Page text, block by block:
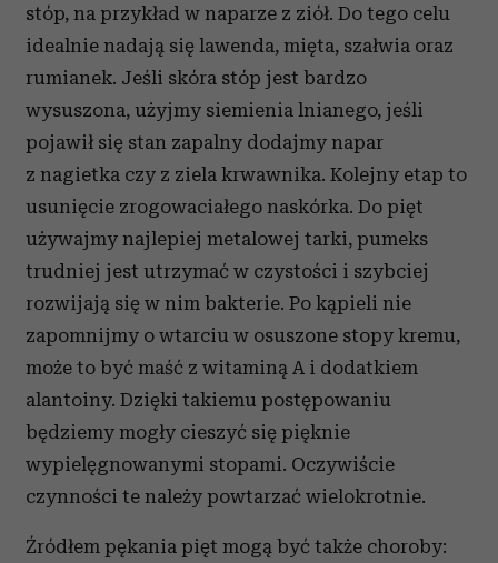
stóp, na przykład w naparze z ziół. Do tego celu
idealnie nadają się lawenda, mięta, szałwia oraz
rumianek. Jeśli skóra stóp jest bardzo
wysuszona, użyjmy siemienia lnianego, jeśli
pojawił się stan zapalny dodajmy napar
z nagietka czy z ziela krwawnika. Kolejny etap to
usunięcie zrogowaciałego naskórka. Do pięt
używajmy najlepiej metalowej tarki, pumeks
trudniej jest utrzymać w czystości i szybciej
rozwijają się w nim bakterie. Po kąpieli nie
zapomnijmy o wtarciu w osuszone stopy kremu,
może to być maść z witaminą A i dodatkiem
alantoiny. Dzięki takiemu postępowaniu
będziemy mogły cieszyć się pięknie
wypielęgnowanymi stopami. Oczywiście
czynności te należy powtarzać wielokrotnie.
Źródłem pękania pięt mogą być także choroby: